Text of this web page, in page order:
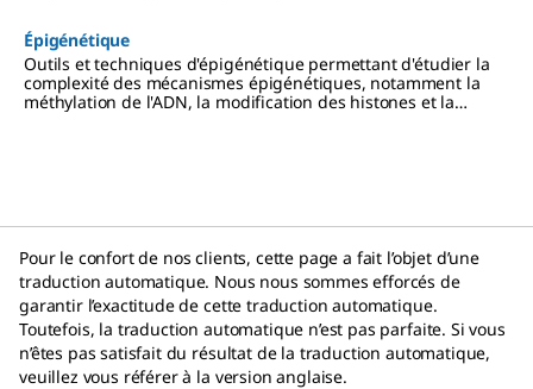
Épigénétique
Outils et techniques d'épigénétique permettant d'étudier la
complexité des mécanismes épigénétiques, notamment la
méthylation de l'ADN, la modification des histones et la
Pour le confort de nos clients, cette page a fait l’objet d’une
traduction automatique. Nous nous sommes efforcés de
garantir l’exactitude de cette traduction automatique.
Toutefois, la traduction automatique n’est pas parfaite. Si vous
n’êtes pas satisfait du résultat de la traduction automatique,
veuillez vous référer à la version anglaise.